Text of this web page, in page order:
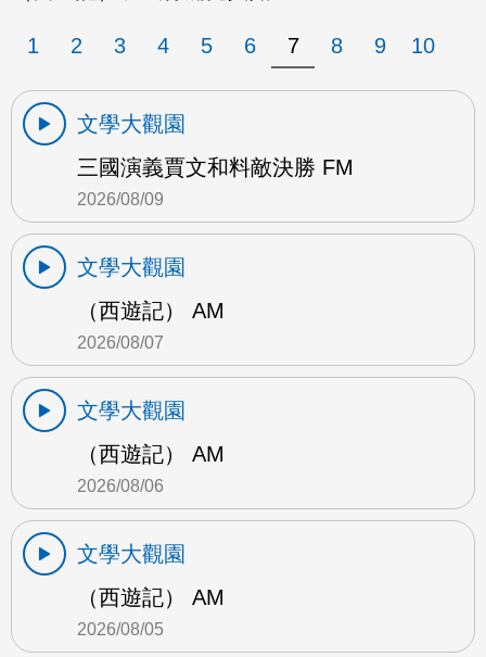
1 2 3 4 5 6 7 8 9 10
文學大觀園
三國演義賈文和料敵決勝 FM
2026/08/09
文學大觀園
（西遊記） AM
2026/08/07
文學大觀園
（西遊記） AM
2026/08/06
文學大觀園
（西遊記） AM
2026/08/05